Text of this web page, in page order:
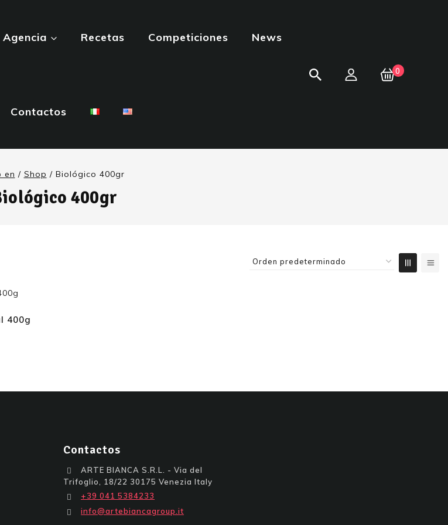
Agencia Recetas Competiciones News
Contactos
0
en / Shop / Biológico 400gr
400gr
400g
Contactos
ARTE BIANCA S.R.L. - Via del
Trifoglio, 18/22 30175 Venezia Italy
+39 041 5384233
info@artebiancagroup.it